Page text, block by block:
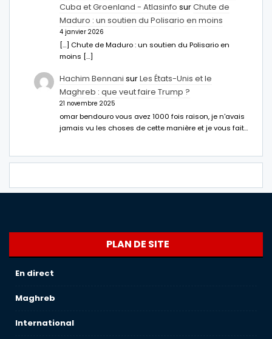
Cuba et Groenland - Atlasinfo surChute de
Maduro : un soutien du Polisario en moins
4 janvier 2026
[…] Chute de Maduro : un soutien du Polisario en
moins […]
Hachim Bennani surLes États-Unis et le
Maghreb : que veut faire Trump ?
21 novembre 2025
omar bendouro vous avez 1000 fois raison, je n'avais
jamais vu les choses de cette manière et je vous fait…
PLAN DE SITE
En direct
Maghreb
International